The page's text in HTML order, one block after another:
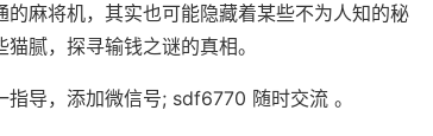
麻将机，其实也可能隐藏着某些不为人知的秘
腻，探寻输钱之谜的真相。
导，添加微信号; sdf6770 随时交流 。